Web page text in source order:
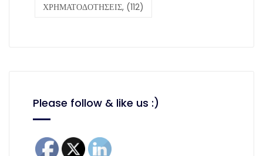
ΧΡΗΜΑΤΟΔΟΤΗΣΕΙΣ, (112)
Please follow & like us :)